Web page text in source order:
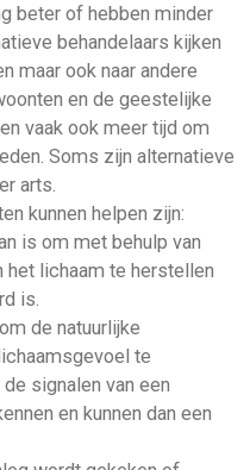
beter of hebben minder
behandelaars kijken
maar ook naar andere
en de geestelijke
vaak ook meer tijd om
Soms zijn alternatieve
arts.
kunnen helpen zijn:
is om met behulp van
het lichaam te herstellen
is.
de natuurlijke
te
signalen van een
en kunnen dan een